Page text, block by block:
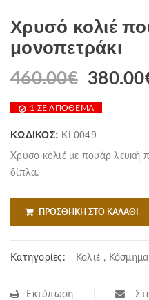
Χρυσό κολιέ
μονοπετράκι
460.00€ 380.00
1 ΣΕ ΑΠΌΘΕΜΑ
ΚΩΔΙΚΌΣ: KL0049
Χρυσό κολιέ με πουάρ λευκή
δίπλα.
ΠΡΟΣΘΉΚΗ ΣΤΟ ΚΑΛΆΘΙ
Κατηγορίες: Κολιέ , Κόσμημα
Εκτύπωση